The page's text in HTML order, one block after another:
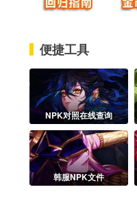
便捷工具
NPK对照在线查询
韩服NPK文件